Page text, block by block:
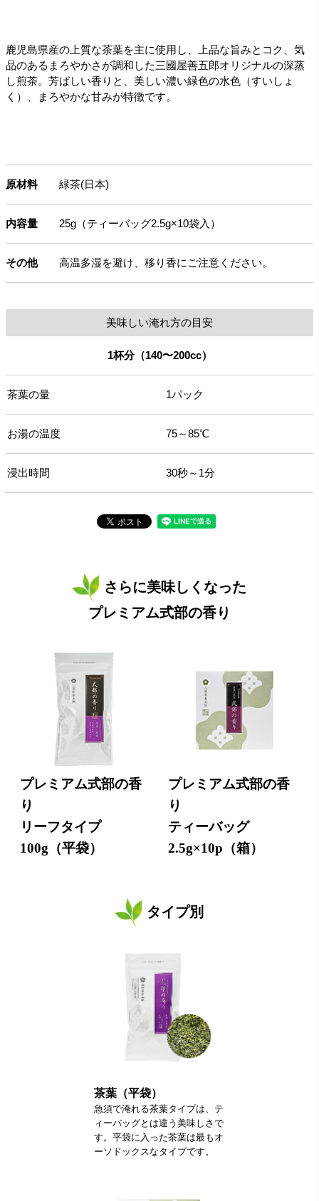
鹿児島県産の上質な茶葉を主に使用し、上品な旨みとコク、気
品のあるまろやかさが調和した三國屋善五郎オリジナルの深蒸
し煎茶。芳ばしい香りと、美しい濃い緑色の水色（すいしょ
く）、まろやかな甘みが特徴です。
原材料 緑茶(日本)
内容量 25g（ティーバッグ2.5g×10袋入）
その他 高温多湿を避け、移り香にご注意ください。
美味しい淹れ方の目安
1杯分（140〜200cc）
茶葉の量 1パック
お湯の温度 75～85℃
浸出時間 30秒～1分
さらに美味しくなった
プレミアム式部の香り
プレミアム式部の香
り
リーフタイプ
100g（平袋）
プレミアム式部の香
り
ティーバッグ
2.5g×10p（箱）
タイプ別
茶葉（平袋）
急須で淹れる茶葉タイプは、テ
ィーバッグとは違う美味しさで
す。平袋に入った茶葉は最もオ
ーソドックスなタイプです。